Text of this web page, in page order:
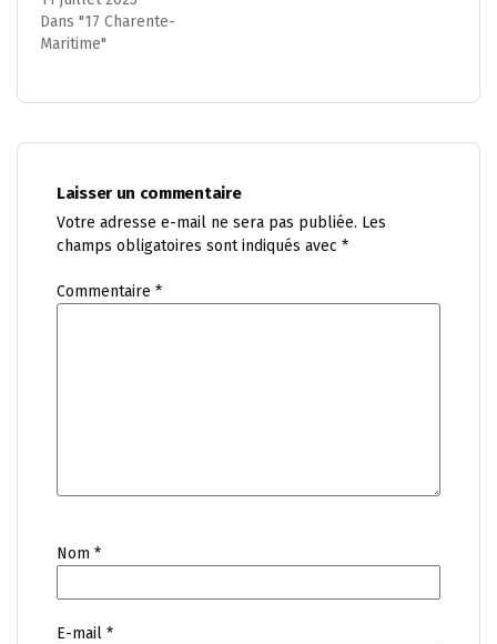
Dans "17 Charente-
Maritime"
Laisser un commentaire
Votre adresse e-mail ne sera pas publiée. Les
champs obligatoires sont indiqués avec *
Commentaire *
Nom *
E-mail *